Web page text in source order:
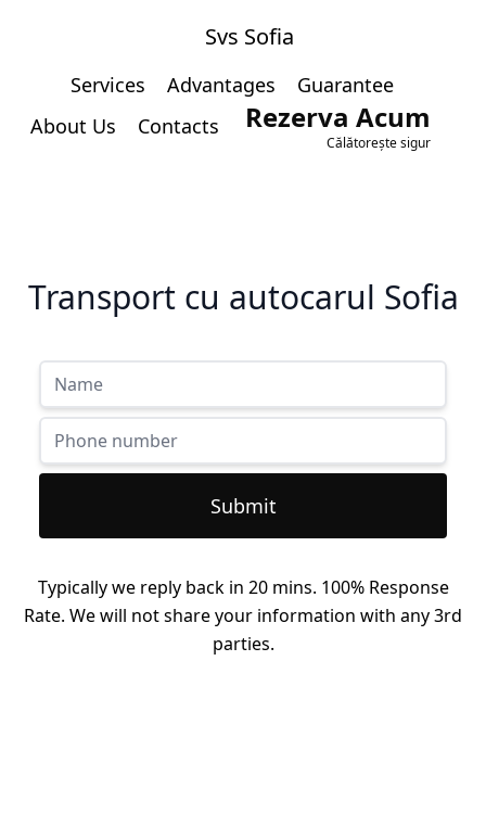
Svs Sofia
Services Advantages
Guarantee
About Us
Contacts Rezerva Acum
Călătorește sigur
Transport cu autocarul Sofia
Submit
Typically we reply back in 20 mins. 100% Response
Rate. We will not share your information with any 3rd
parties.